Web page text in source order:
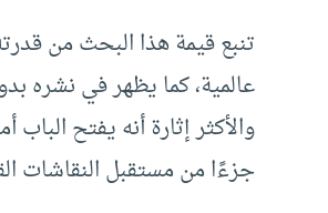
تنبع قيمة هذا البحث من
والأكثر إثارة أنه يفتح
جزءًا من مستقبل النقاشات